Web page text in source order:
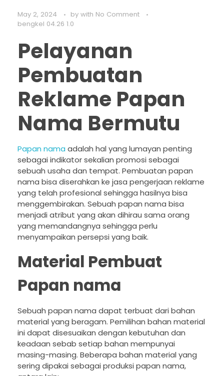
May 2, 2024 by with No Comment
bengkel 04.26 1.0
Pelayanan
Pembuatan
Reklame Papan
Nama Bermutu
Papan nama adalah hal yang lumayan penting
sebagai indikator sekalian promosi sebagai
sebuah usaha dan tempat. Pembuatan papan
nama bisa diserahkan ke jasa pengerjaan reklame
yang telah profesional sehingga hasilnya bisa
menggembirakan. Sebuah papan nama bisa
menjadi atribut yang akan dihirau sama orang
yang memandangnya sehingga perlu
menyampaikan persepsi yang baik.
Material Pembuat
Papan nama
Sebuah papan nama dapat terbuat dari bahan
material yang beragam. Pemilihan bahan material
ini dapat disesuaikan dengan kebutuhan dan
keadaan sebab setiap bahan mempunyai
masing-masing. Beberapa bahan material yang
sering dipakai sebagai produksi papan nama,